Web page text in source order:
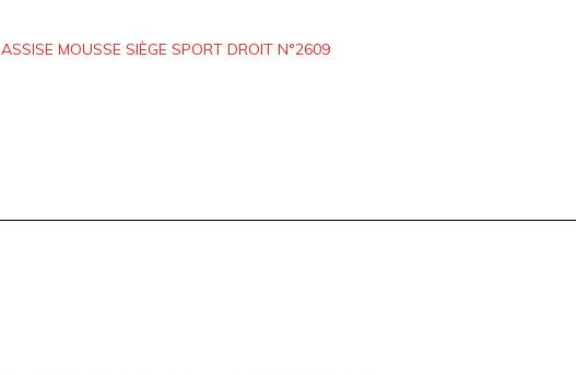
ASSISE MOUSSE SIÈGE SPORT DROIT N°2609